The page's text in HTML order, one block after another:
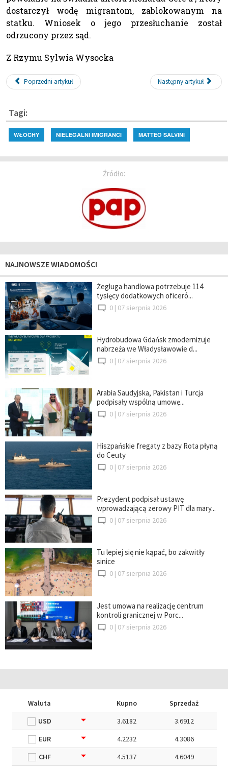
dostarczył wodę migrantom, zablokowanym na
statku. Wniosek o jego przesłuchanie został
odrzucony przez sąd.
Z Rzymu Sylwia Wysocka
Poprzedni artykuł Następny artykuł
Tagi:
WŁOCHY NIELEGALNI IMIGRANCI MATTEO SALVINI
Źródło:
NAJNOWSZE WIADOMOŚCI
Żegluga handlowa potrzebuje 114
tysięcy dodatkowych oficeró...
0 | 07 sierpnia 2026
Hydrobudowa Gdańsk zmodernizuje
nabrzeża we Władysławowie d...
0 | 07 sierpnia 2026
Arabia Saudyjska, Pakistan i Turcja
podpisały wspólną umowę...
0 | 07 sierpnia 2026
Hiszpańskie fregaty z bazy Rota płyną
do Ceuty
0 | 07 sierpnia 2026
Prezydent podpisał ustawę
wprowadzającą zerowy PIT dla mary...
0 | 07 sierpnia 2026
Tu lepiej się nie kąpać, bo zakwitły
sinice
0 | 07 sierpnia 2026
Jest umowa na realizację centrum
kontroli granicznej w Porc...
0 | 07 sierpnia 2026
Waluta Kupno
Sprzedaż
USD
3.6182
3.6912
EUR
4.2232
4.3086
CHF
4.5137
4.6049